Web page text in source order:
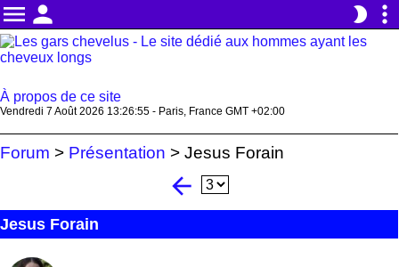
menu person brightness_2 more_vert
À propos de ce site
Vendredi 7 Août 2026 13:26:56 - Paris, France GMT +02:00
Forum > Présentation > Jesus Forain
arrow_back
Jesus Forain